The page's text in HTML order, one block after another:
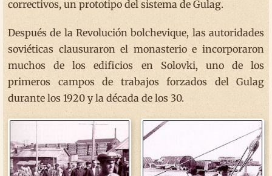
correctivos, un prototipo del sistema de Gulag.
Después de la Revolución bolchevique, las autoridades
soviéticas clausuraron el monasterio e incorporaron
muchos de los edificios en Solovki, uno de los
primeros campos de trabajos forzados del Gulag
durante los 1920 y la década de los 30.